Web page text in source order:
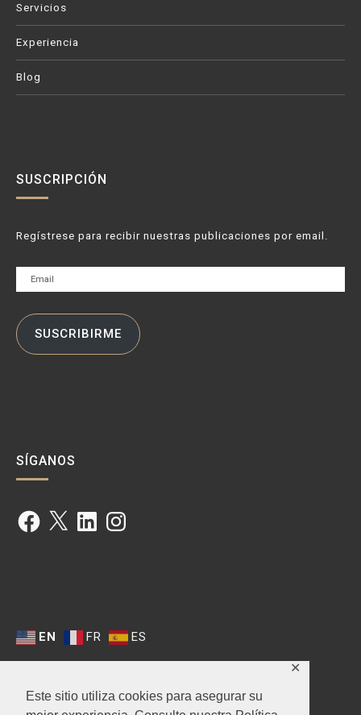
Este sitio utiliza cookies para asegurar su
✕
Servicios
Experiencia
Blog
SUSCRIPCIÓN
Regístrese para recibir nuestras publicaciones por email.
Email
SUSCRIBIRME
SÍGANOS
Facebook
X LinkedInInstagram
EN FR ES